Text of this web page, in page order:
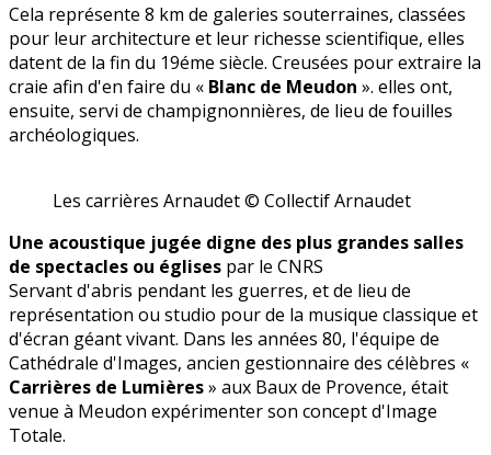
Cela représente 8 km de galeries souterraines, classées
pour leur architecture et leur richesse scientifique, elles
datent de la fin du 19éme siècle. Creusées pour extraire la
craie afin d'en faire du « Blanc de Meudon ». elles ont,
ensuite, servi de champignonnières, de lieu de fouilles
archéologiques.
Les carrières Arnaudet © Collectif Arnaudet
Une acoustique jugée digne des plus grandes salles
de spectacles ou églises par le CNRS
Servant d'abris pendant les guerres, et de lieu de
représentation ou studio pour de la musique classique et
d'écran géant vivant. Dans les années 80, l'équipe de
Cathédrale d'Images, ancien gestionnaire des célèbres «
Carrières de Lumières» aux Baux de Provence, était
venue à Meudon expérimenter son concept d'Image
Totale.